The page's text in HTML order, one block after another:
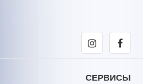
СЕРВИСЫ